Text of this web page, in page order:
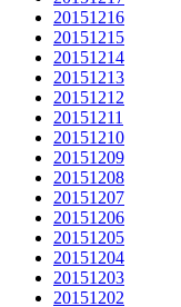
20151216
20151215
20151214
20151213
20151212
20151211
20151210
20151209
20151208
20151207
20151206
20151205
20151204
20151203
20151202